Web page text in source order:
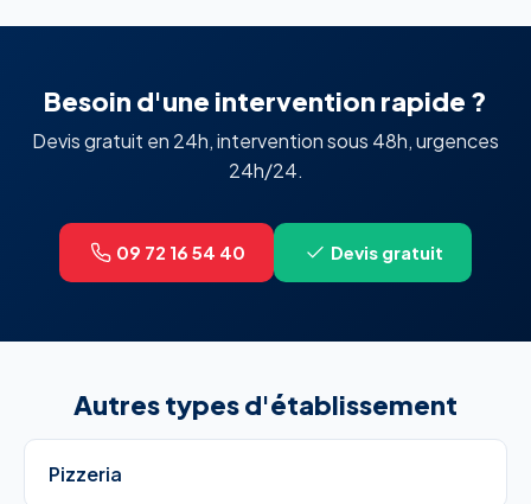
Besoin d'une intervention rapide ?
Devis gratuit en 24h, intervention sous 48h, urgences
24h/24.
09 72 16 54 40 Devis gratuit
Autres types d'établissement
Pizzeria